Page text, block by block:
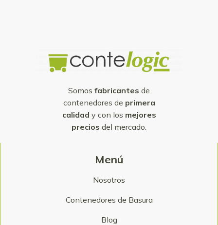
Somos fabricantes de
contenedores de primera
calidad y con los mejores
precios del mercado.
Menú
Nosotros
Contenedores de Basura
Blog